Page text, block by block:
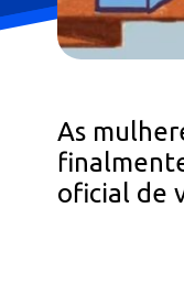
As
oficial de